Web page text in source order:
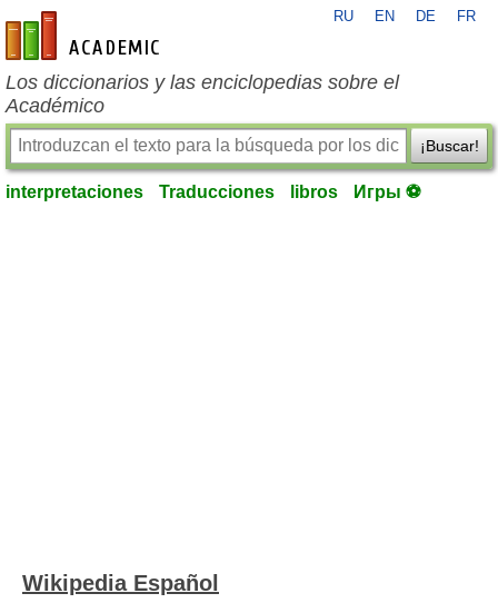
es-academic.com
RU EN DE FR
Los diccionarios y las enciclopedias sobre el
Académico
¡Buscar!
interpretaciones Traducciones libros Игры ⚽
Wikipedia Español